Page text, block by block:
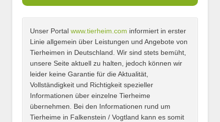
Name*
E-Mail*
Unser Portal www.tierheim.com informiert in erster
Linie allgemein über Leistungen und Angebote von
Tierheimen in Deutschland. Wir sind stets bemüht,
unsere Seite aktuell zu halten, jedoch können wir
leider keine Garantie für die Aktualität,
Vollständigkeit und Richtigkeit spezieller
Informationen über einzelne Tierheime
übernehmen. Bei den Informationen rund um
Tierheime in Falkenstein / Vogtland kann es somit